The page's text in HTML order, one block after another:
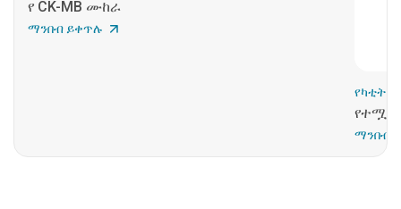
የ CK-MB ሙከራ
ማንበብ ይቀጥሉ
የካቲት
የተሟላ
ማንበብ